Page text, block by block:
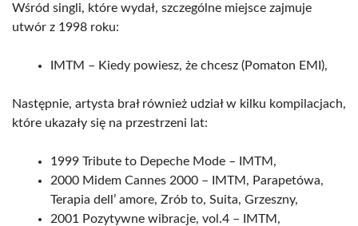
Wśród singli, które wydał, szczególne miejsce zajmuje
utwór z 1998 roku:
IMTM – Kiedy powiesz, że chcesz (Pomaton EMI),
Następnie, artysta brał również udział w kilku kompilacjach,
które ukazały się na przestrzeni lat:
1999 Tribute to Depeche Mode – IMTM,
2000 Midem Cannes 2000 – IMTM, Parapetówa,
Terapia dell’ amore, Zrób to, Suita, Grzeszny,
2001 Pozytywne wibracje, vol.4 – IMTM,